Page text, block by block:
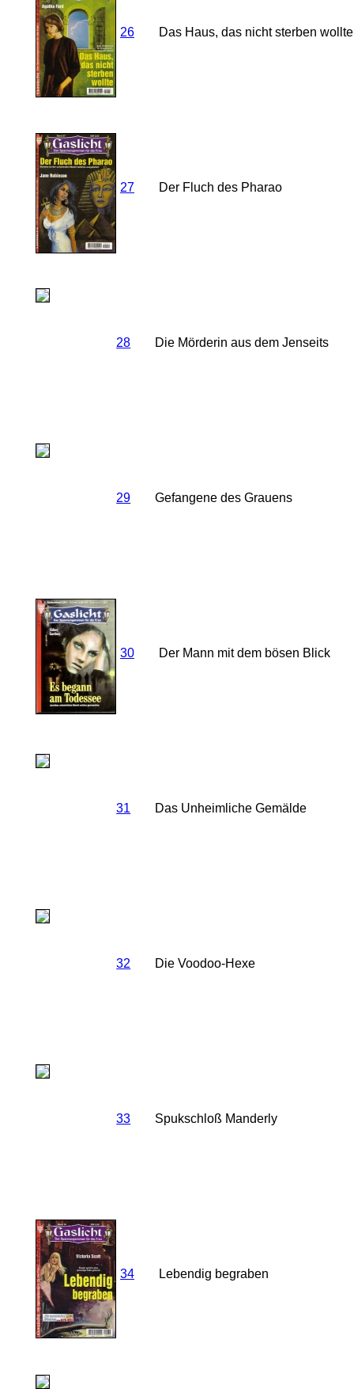
26 Das Haus, das nicht sterben wollte
27 Der Fluch des Pharao
28 Die Mörderin aus dem Jenseits
29 Gefangene des Grauens
30 Der Mann mit dem bösen Blick
31 Das Unheimliche Gemälde
32 Die Voodoo-Hexe
33 Spukschloß Manderly
34 Lebendig begraben